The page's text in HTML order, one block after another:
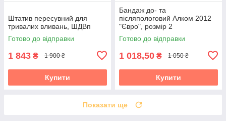
Штатив пересувний для
тривалих вливань, ШДВп
Готово до відправки
1 843 ₴ 1 900 ₴
Купити
Бандаж до- та
післяпологовий Алком 2012
"Євро", розмір 2
Готово до відправки
1 018,50 ₴ 1 050 ₴
Купити
Показати ще